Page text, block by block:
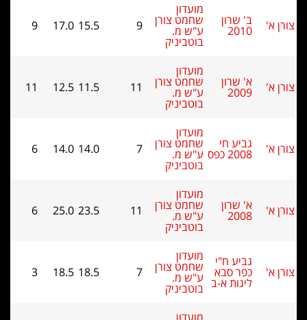
ב' שרון
2010
שחמט צורן
ע"ש מ.
בוטביניק
9
15.5
17.0
9
א' שרון
2009
שחמט צורן
ע"ש מ.
בוטביניק
11
11.5
12.5
11
גביע חי
2008 כפס
שחמט צורן
ע"ש מ.
בוטביניק
7
14.0
14.0
6
א' שרון
2008
שחמט צורן
ע"ש מ.
בוטביניק
11
23.5
25.0
6
כפר סבא
ליגות א-ב
מועדון
שחמט צורן
ע"ש מ.
בוטביניק
7
18.5
18.5
3